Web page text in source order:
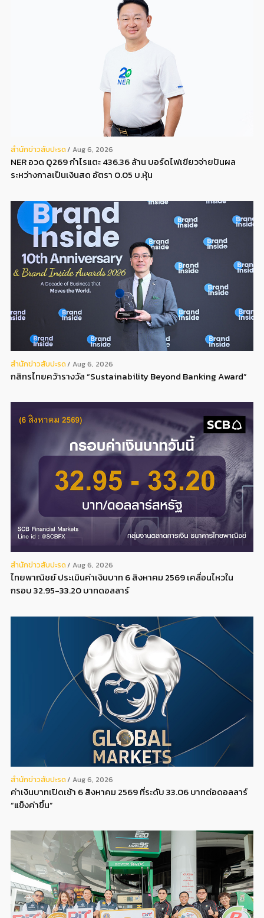
สํานักข่าวสับปะรด Aug 6, 2026
NER อวด Q269 กำไรแตะ 436.36 ล้าน บอร์ดไฟเขียวจ่ายปันผล
ระหว่างกาลเป็นเงินสด อัตรา 0.05 บ.หุ้น
สํานักข่าวสับปะรด Aug 6, 2026
กสิกรไทยคว้ารางวัล “Sustainability Beyond Banking Award”
สํานักข่าวสับปะรด Aug 6, 2026
ไทยพาณิชย์ ประเมินค่าเงินบาท 6 สิงหาคม 2569 เคลื่อนไหวใน
กรอบ 32.95-33.20 บาทดอลลาร์
สํานักข่าวสับปะรด Aug 6, 2026
ค่าเงินบาทเปิดเช้า 6 สิงหาคม 2569 ที่ระดับ 33.06 บาทต่อดอลลาร์
“แข็งค่าขึ้น”